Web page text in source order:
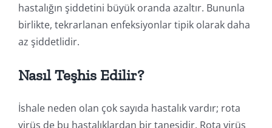
hastalığın şiddetini büyük oranda azaltır. Bununla
birlikte, tekrarlanan enfeksiyonlar tipik olarak daha
az şiddetlidir.
Nasıl Teşhis Edilir?
İshale neden olan çok sayıda hastalık vardır; rota
virüs de bu hastalıklardan bir tanesidir. Rota virüs